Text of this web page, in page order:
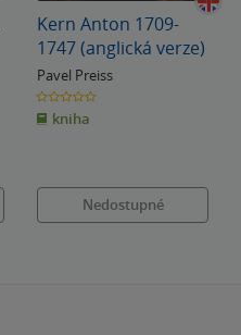
Kern Anton 1709-
1747 (anglická verze)
Pavel Preiss
0.0
z
5
hvězdiček
kniha
Nedostupné